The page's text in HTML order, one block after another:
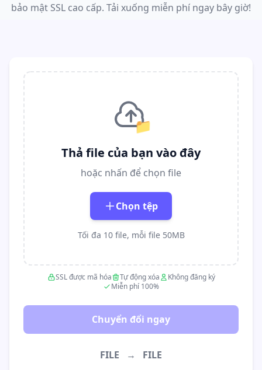
bảo mật SSL cao cấp. Tải xuống miễn phí ngay bây giờ!
📁
Thả file của bạn vào đây
hoặc nhấn để chọn file
Chọn tệp
Tối đa 10 file, mỗi file 50MB
SSL được mã hóa Tự động xóa
Không đăng ký
Miễn phí 100%
Chuyển đổi ngay
FILE → FILE